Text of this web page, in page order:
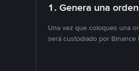
1. Genera una orden
Una vez que coloques una
será custodiado por Binance